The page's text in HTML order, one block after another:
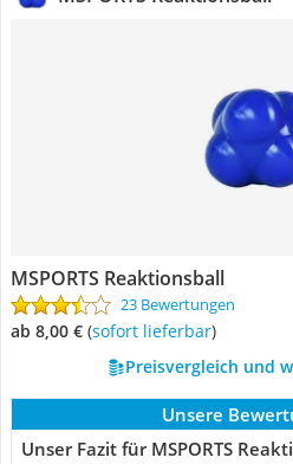
MSPORTS Reaktionsball
23 Bewertungen
ab 8,00 € ( Sofort lieferbar)
Preisvergleich und
Unsere
Unser Fazit für MSPORTS